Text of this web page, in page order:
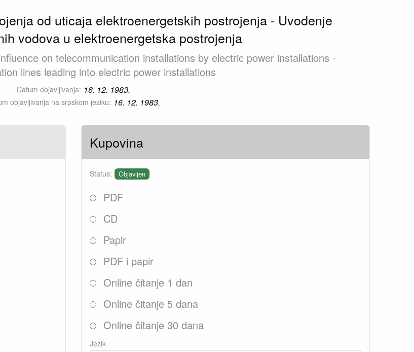
od uticaja elektroenergetskih postrojenja - Uvodenje
vodova u elektroenergetska postrojenja
on telecommunication installations by electric power installations -
lines leading into electric power installations
Datum objavljivanja: 16. 12. 1983.
objavljivanja na srpskom jeziku: 16. 12. 1983.
Kupovina
Status: Objavljen
PDF
CD
Papir
PDF i papir
Online čitanje 1 dan
Online čitanje 5 dana
Online čitanje 30 dana
Jezik